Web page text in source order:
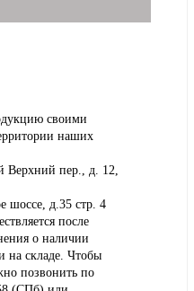
своими
наших
Верхний пер., д. 12,
шоссе, д.35 стр. 4
после
о наличии
на складе. Чтобы
позвонить по